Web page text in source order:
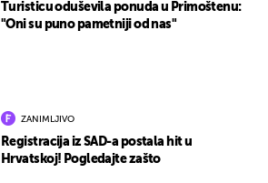
Turisticu oduševila ponuda u Primoštenu:
"Oni su puno pametniji od nas"
ZANIMLJIVO
Registracija iz SAD-a postala hit u
Hrvatskoj! Pogledajte zašto